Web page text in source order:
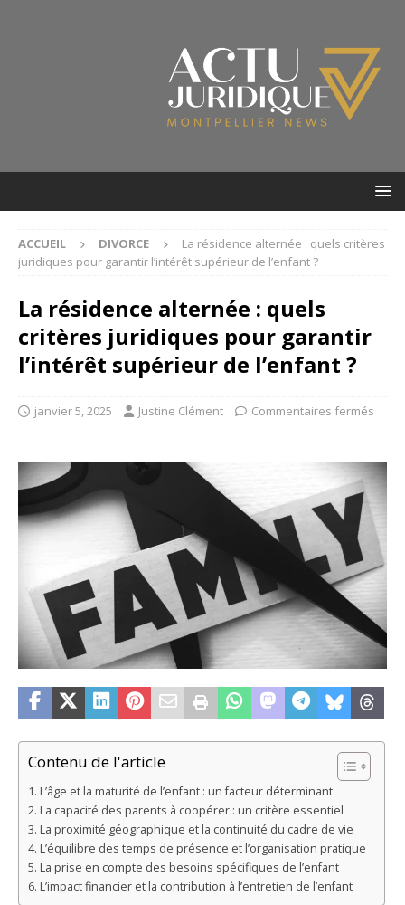
ACCUEIL DIVORCE
La résidence alternée : quels critères
juridiques pour garantir l’intérêt supérieur de l’enfant ?
La résidence alternée : quels
critères juridiques pour garantir
l’intérêt supérieur de l’enfant ?
janvier 5, 2025 Justine Clément Commentaires fermés
Contenu de l'article
L’âge et la maturité de l’enfant : un facteur déterminant
La capacité des parents à coopérer : un critère essentiel
La proximité géographique et la continuité du cadre de vie
L’équilibre des temps de présence et l’organisation pratique
La prise en compte des besoins spécifiques de l’enfant
L’impact financier et la contribution à l’entretien de l’enfant